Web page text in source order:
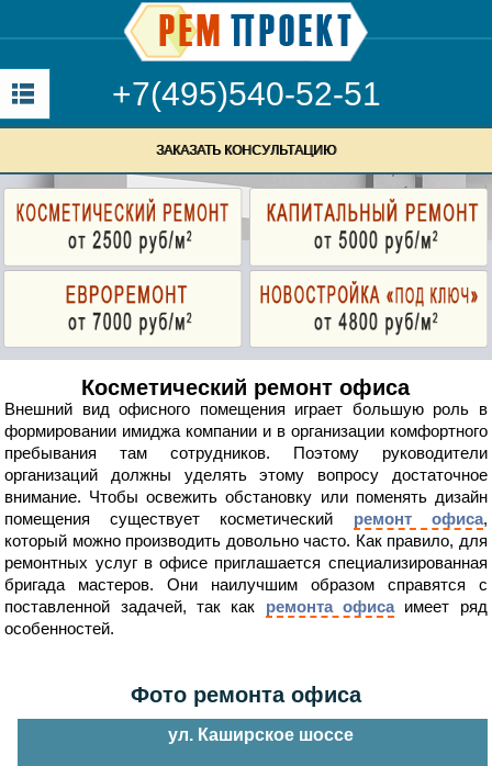
+7(495)540-52-51
ЗАКАЗАТЬ КОНСУЛЬТАЦИЮ
Косметический ремонт офиса
Внешний вид офисного помещения играет большую роль в
формировании имиджа компании и в организации комфортного
пребывания там сотрудников. Поэтому руководители
организаций должны уделять этому вопросу достаточное
внимание. Чтобы освежить обстановку или поменять дизайн
помещения существует косметический ремонт офиса,
который можно производить довольно часто. Как правило, для
ремонтных услуг в офисе приглашается специализированная
бригада мастеров. Они наилучшим образом справятся с
поставленной задачей, так как ремонта офисаимеет ряд
особенностей.
Фото ремонта офиса
ул. Каширское шоссе